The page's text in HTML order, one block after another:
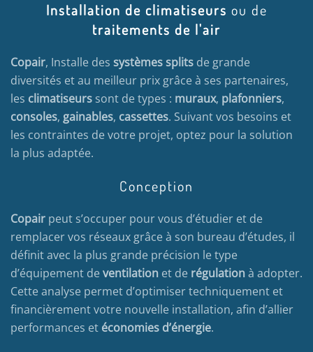
Installation de climatiseurs ou de
traitements de l'air
Copair, Installe des systèmes splits de grande
diversités et au meilleur prix grâce à ses partenaires,
les climatiseurs sont de types : muraux, plafonniers,
consoles, gainables, cassettes. Suivant vos besoins et
les contraintes de votre projet, optez pour la solution
la plus adaptée.
Conception
Copair peut s’occuper pour vous d’étudier et de
remplacer vos réseaux grâce à son bureau d’études, il
définit avec la plus grande précision le type
d’équipement deventilation et de régulationà adopter.
Cette analyse permet d’optimiser techniquement et
financièrement votre nouvelle installation, afin d’allier
performances et économies d’énergie.